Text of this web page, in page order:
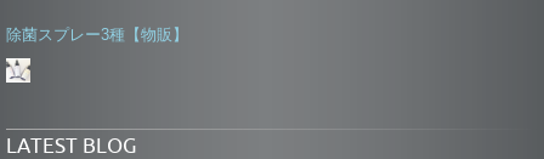
除菌スプレー3種【物販】
LATEST BLOG